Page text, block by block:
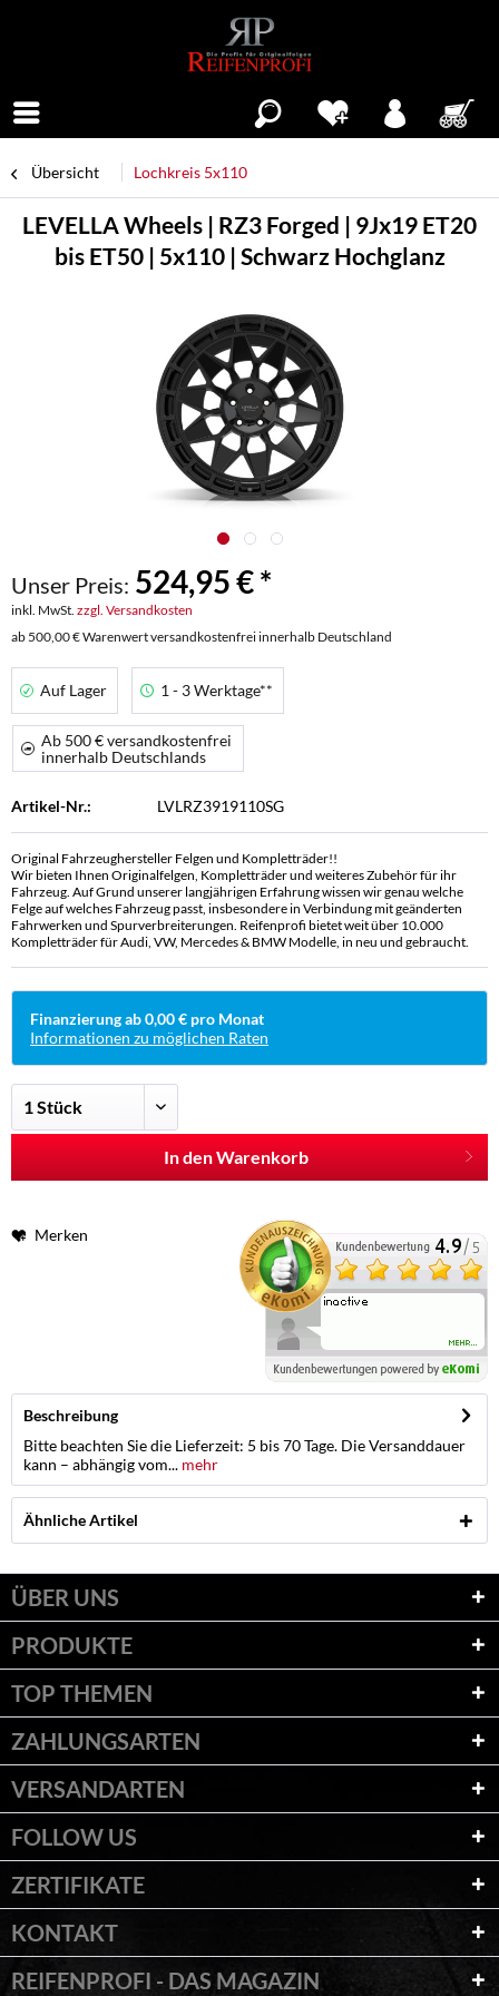
Übersicht Lochkreis 5x110
LEVELLA Wheels | RZ3 Forged | 9Jx19 ET20
bis ET50 | 5x110 | Schwarz Hochglanz
Unser Preis: 524,95 € *
inkl. MwSt. zzgl. Versandkosten
ab 500,00 € Warenwert versandkostenfrei innerhalb Deutschland
Auf Lager 1 - 3 Werktage**
Ab 500 € versandkostenfrei
innerhalb Deutschlands
Artikel-Nr.: LVLRZ3919110SG
Original Fahrzeughersteller Felgen und Kompletträder!!
Wir bieten Ihnen Originalfelgen, Kompletträder und weiteres Zubehör für ihr
Fahrzeug. Auf Grund unserer langjährigen Erfahrung wissen wir genau welche
Felge auf welches Fahrzeug passt, insbesondere in Verbindung mit geänderten
Fahrwerken und Spurverbreiterungen. Reifenprofi bietet weit über 10.000
Kompletträder für Audi, VW, Mercedes & BMW Modelle, in neu und gebraucht.
Finanzierung ab 0,00 € pro Monat
Informationen zu möglichen Raten
In den Warenkorb
Merken
Beschreibung
Bitte beachten Sie die Lieferzeit: 5 bis 70 Tage. Die Versanddauer
kann – abhängig vom... mehr
Ähnliche Artikel
ÜBER UNS
PRODUKTE
TOP THEMEN
ZAHLUNGSARTEN
VERSANDARTEN
FOLLOW US
ZERTIFIKATE
KONTAKT
REIFENPROFI - DAS MAGAZIN